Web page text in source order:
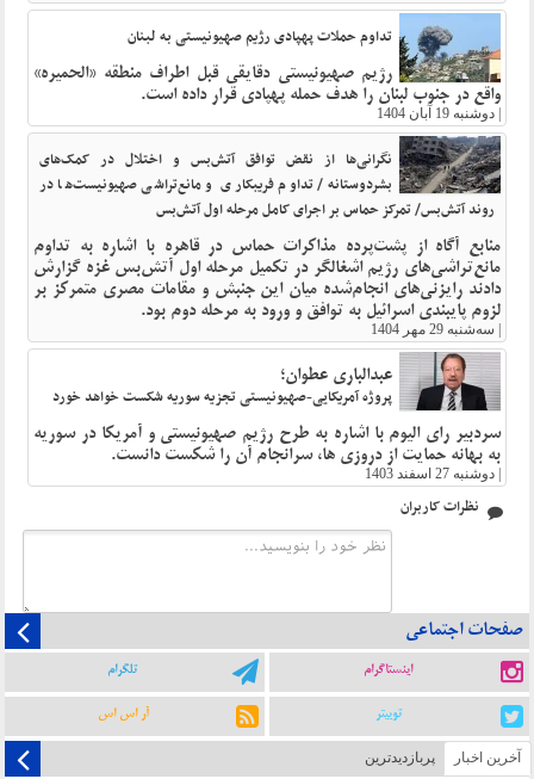
تداوم حملات پهپادی رژیم صهیونیستی به لبنان
رژیم صهیونیستی دقایقی قبل اطراف منطقه «الحمیره»
واقع در جنوب لبنان را هدف حمله پهپادی قرار داده است.
دوشنبه 19 آبان 1404
نگرانی‌ها از نقض توافق آتش‌بس و اختلال در کمک‌های
بشردوستانه/ تداوم فریبکاری و مانع‌تراشی صهیونیست‌ها در
روند آتش‌بس/ تمرکز حماس بر اجرای کامل مرحله اول آتش‌بس
منابع آگاه از پشت‌پرده مذاکرات حماس در قاهره با اشاره به تداوم
مانع‌تراشی‌های رژیم اشغالگر در تکمیل مرحله اول آتش‌بس غزه گزارش
دادند رایزنی‌های انجام‌شده میان این جنبش و مقامات مصری متمرکز بر
لزوم پایبندی اسرائیل به توافق و ورود به مرحله دوم بود.
سه‌شنبه 29 مهر 1404
عبدالباری عطوان؛
پروژه آمریکایی-صهیونیستی تجزیه سوریه شکست خواهد خورد
سردبیر رای الیوم با اشاره به طرح رژیم صهیونیستی و آمریکا در سوریه
به بهانه حمایت از دروزی ها، سرانجام آن را شکست دانست.
دوشنبه 27 اسفند 1403
نظرات کاربران
صفحات اجتماعی
اینستاگرام تلگرام
توییتر آر اس اس
آخرین اخبار پربازدیدترین